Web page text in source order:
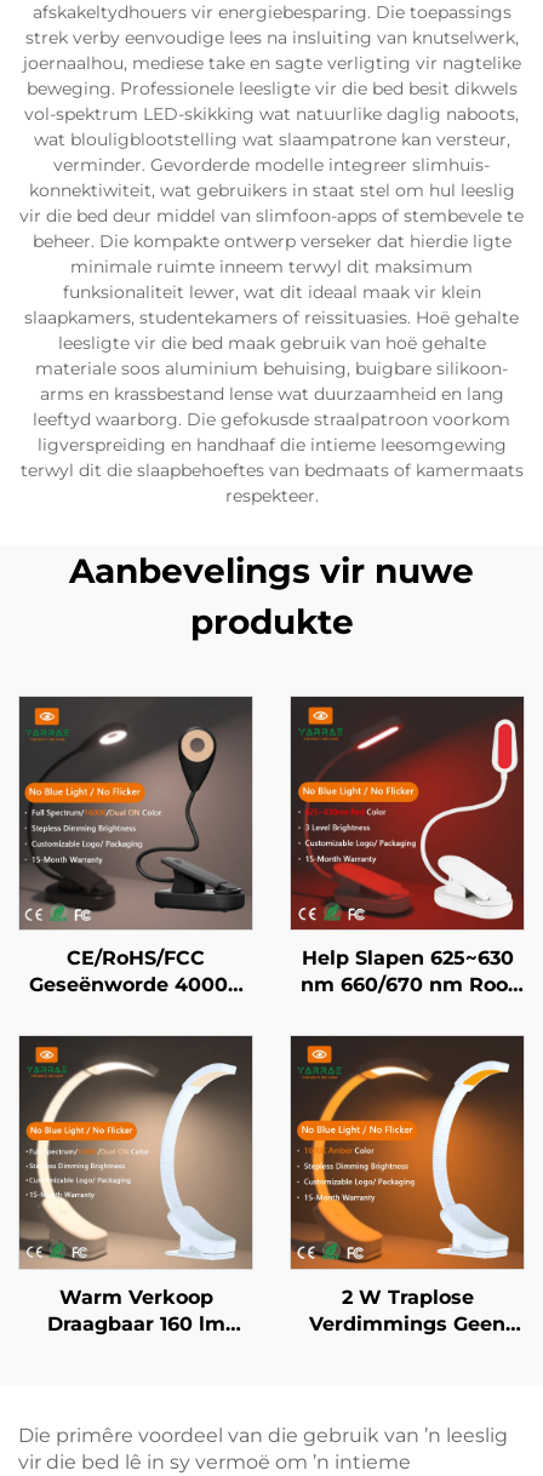
afskakeltydhouers vir energiebesparing. Die toepassings
strek verby eenvoudige lees na insluiting van knutselwerk,
joernaalhou, mediese take en sagte verligting vir nagtelike
beweging. Professionele leesligte vir die bed besit dikwels
vol-spektrum LED-skikking wat natuurlike daglig naboots,
wat blouligblootstelling wat slaampatrone kan versteur,
verminder. Gevorderde modelle integreer slimhuis-
konnektiwiteit, wat gebruikers in staat stel om hul leeslig
vir die bed deur middel van slimfoon-apps of stembevele te
beheer. Die kompakte ontwerp verseker dat hierdie ligte
minimale ruimte inneem terwyl dit maksimum
funksionaliteit lewer, wat dit ideaal maak vir klein
slaapkamers, studentekamers of reissituasies. Hoë gehalte
leesligte vir die bed maak gebruik van hoë gehalte
materiale soos aluminium behuising, buigbare silikoon-
arms en krassbestand lense wat duurzaamheid en lang
leeftyd waarborg. Die gefokusde straalpatroon voorkom
ligverspreiding en handhaaf die intieme leesomgewing
terwyl dit die slaapbehoeftes van bedmaats of kamermaats
respekteer.
Aanbevelings vir nuwe
produkte
CE/RoHS/FCC
Geseënworde 4000K
Amber Kleur Swart
Liggaam Draagbare
Clip-op LED Boeklig
Help Slapen 625~630
nm 660/670 nm Rooi
Geen Blou Lig Wit
Liggaam LED Boeklig
Warm Verkoop
Draagbaar 160 lm
Wit Liggaam LED
Boeklig
2 W Traplose
Verdimmings Geen
Die primêre voordeel van die gebruik van ’n leeslig
vir die bed lê in sy vermoë om ’n intieme